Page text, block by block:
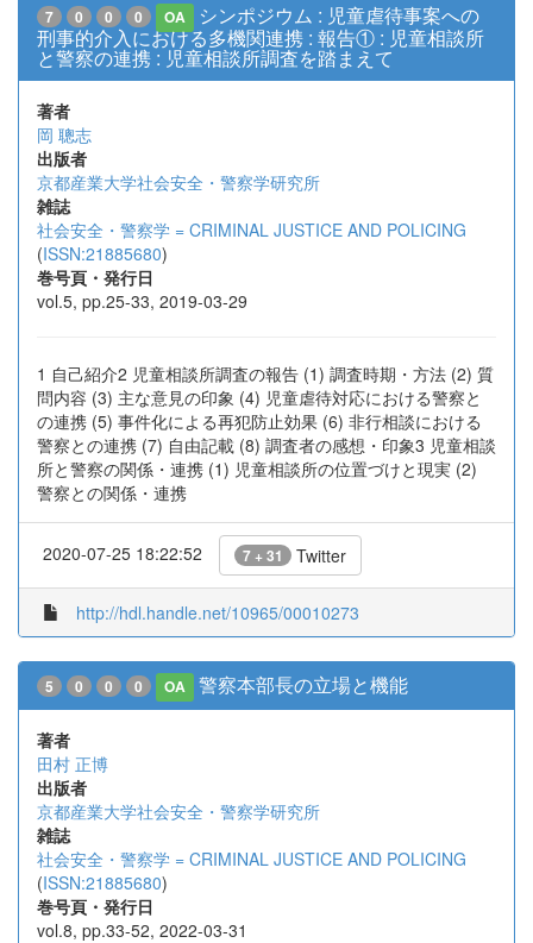
7 0 0 0 OA
シンポジウム : 児童虐待事案への
刑事的介入における多機関連携 : 報告① : 児童相談所
と警察の連携 : 児童相談所調査を踏まえて
著者
岡 聰志
出版者
京都産業大学社会安全・警察学研究所
雑誌
社会安全・警察学 = CRIMINAL JUSTICE AND POLICING
(ISSN:21885680)
巻号頁・発行日
vol.5, pp.25-33, 2019-03-29
1 自己紹介2 児童相談所調査の報告 (1) 調査時期・方法 (2) 質
問内容 (3) 主な意見の印象 (4) 児童虐待対応における警察と
の連携 (5) 事件化による再犯防止効果 (6) 非行相談における
警察との連携 (7) 自由記載 (8) 調査者の感想・印象3 児童相談
所と警察の関係・連携 (1) 児童相談所の位置づけと現実 (2)
警察との関係・連携
2020-07-25 18:22:52 7 + 31 Twitter
http://hdl.handle.net/10965/00010273
5 0 0 0 OA 警察本部長の立場と機能
著者
田村 正博
出版者
京都産業大学社会安全・警察学研究所
雑誌
社会安全・警察学 = CRIMINAL JUSTICE AND POLICING
(ISSN:21885680)
巻号頁・発行日
vol.8, pp.33-52, 2022-03-31